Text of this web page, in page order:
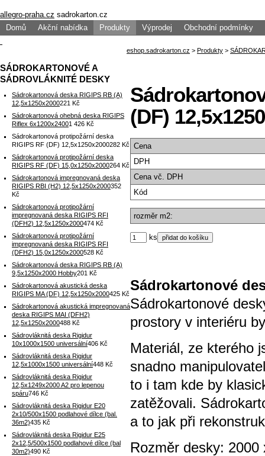
allegro-praha.cz sadrokarton.cz
Domů
Akční nabídka Produkty Výprodej Obchodní podmínky
(DF)
Cena
DPH
Cenavč. DPH
Kód
rozměr m2:
ks
Sádrokartonové
Sádrokartonové
prostory v interiéru
Materiál, ze kterého
snadno
to i tam kde by
zatěžovali.
a to jak při
Rozměr desky: 2000
SÁDROKARTONOVÉ A
SÁDROVLÁKNITÉ DESKY
Sádrokartonová deska RIGIPS RB (A)
12,5x1250x2000221 Kč
Sádrokartonová ohebná deska RIGIPS
Riflex 6x1200x24001 426 Kč
Sádrokartonová protipožární deska
RIGIPS RF (DF) 12,5x1250x2000282 Kč
Sádrokartonová protipožární deska
RIGIPS RF (DF) 15,0x1250x2000264 Kč
Sádrokartonová impregnovaná deska
RIGIPS RBI (H2) 12,5x1250x2000352
Kč
Sádrokartonová protipožární
impregnovaná deska RIGIPS RFI
(DFH2) 12,5x1250x2000474 Kč
Sádrokartonová protipožární
impregnovaná deska RIGIPS RFI
(DFH2) 15,0x1250x2000528 Kč
Sádrokartonová deska RIGIPS RB (A)
9,5x1250x2000 Hobby201 Kč
Sádrokartonová akustická deska
RIGIPS MA (DF) 12,5x1250x2000425 Kč
Sádrokartonová akustická impregnovaná
deska RIGIPS MAI (DFH2)
12,5x1250x2000488 Kč
Sádrovláknitá deska Rigidur
10x1000x1500 universální406 Kč
Sádrovláknitá deska Rigidur
12,5x1000x1500 universální448 Kč
Sádrovláknitá deska Rigidur
12,5x1249x2000 A2 pro lepenou
spáru746 Kč
Sádrovláknitá deska Rigidur E20
2x10/500x1500 podlahové dílce (bal.
36m2)435 Kč
Sádrovláknitá deska Rigidur E25
2x12,5/500x1500 podlahové dílce (bal
30m2)490 Kč